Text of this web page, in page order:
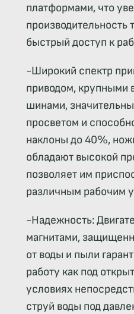
платформами, что
производительность
быстрый доступ к
-Широкий спектр
приводом, крупными
шинами,
просветом и
наклоны до 40%,
обладают высокой
позволяет им
различным рабочим
-Надежность:
магнитами,
от воды и пыли
работу как под
условиях
струй воды под